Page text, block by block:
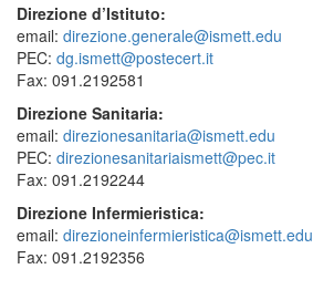
Direzione d’Istituto:
email: direzione.generale@ismett.edu
PEC: dg.ismett@postecert.it
Fax: 091.2192581
Direzione Sanitaria:
email: direzionesanitaria@ismett.edu
PEC: direzionesanitariaismett@pec.it
Fax: 091.2192244
Direzione Infermieristica:
email: direzioneinfermieristica@ismett.edu
Fax: 091.2192356